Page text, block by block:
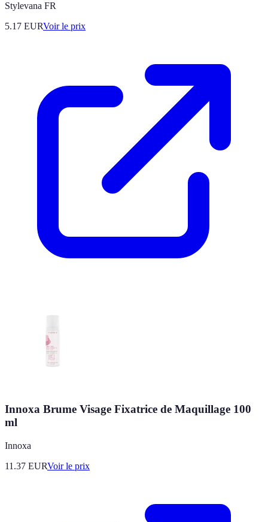
Stylevana FR
5.17 EURVoir le prix
Innoxa Brume Visage Fixatrice de Maquillage 100
ml
Innoxa
11.37 EURVoir le prix